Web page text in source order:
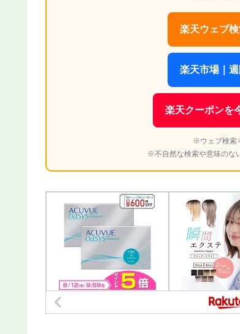
楽天ウェブ
楽天市場｜
楽天クーポンを
※ウェブ検索
※不自然な検索や意味のな